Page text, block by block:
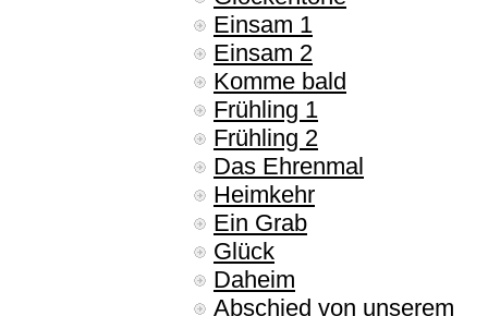
Einsam 1
Einsam 2
Komme bald
Frühling 1
Frühling 2
Das Ehrenmal
Heimkehr
Ein Grab
Glück
Daheim
Abschied von unserem